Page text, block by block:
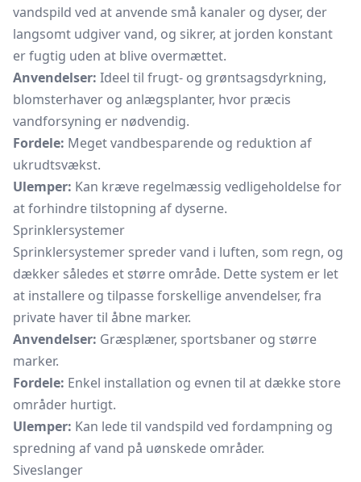
vandspild ved at anvende små kanaler og dyser, der
langsomt udgiver vand, og sikrer, at jorden konstant
er fugtig uden at blive overmættet.
Anvendelser: Ideel til frugt- og grøntsagsdyrkning,
blomsterhaver og anlægsplanter, hvor præcis
vandforsyning er nødvendig.
Fordele: Meget vandbesparende og reduktion af
ukrudtsvækst.
Ulemper: Kan kræve regelmæssig vedligeholdelse for
at forhindre tilstopning af dyserne.
Sprinklersystemer
Sprinklersystemer spreder vand i luften, som regn, og
dækker således et større område. Dette system er let
at installere og tilpasse forskellige anvendelser, fra
private haver til åbne marker.
Anvendelser: Græsplæner, sportsbaner og større
marker.
Fordele: Enkel installation og evnen til at dække store
områder hurtigt.
Ulemper: Kan lede til vandspild ved fordampning og
spredning af vand på uønskede områder.
Siveslanger